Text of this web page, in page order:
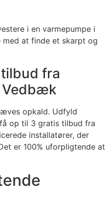
i en varmepumpe i
at finde et skarpt og
fra
opkald. Udfyld
op til 3 gratis tilbud fra
installatører, der
er 100% uforpligtende at